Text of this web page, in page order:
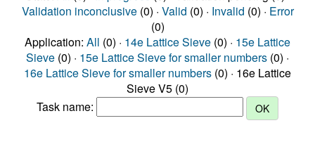
Validation inconclusive(0) · Valid (0) · Invalid (0) · Error
(0)
Application: All (0) · 14e Lattice Sieve (0) · 15e Lattice
Sieve (0) · 15e Lattice Sieve for smaller numbers (0) ·
16e Lattice Sieve for smaller numbers (0) · 16e Lattice
Sieve V5 (0)
Task name: